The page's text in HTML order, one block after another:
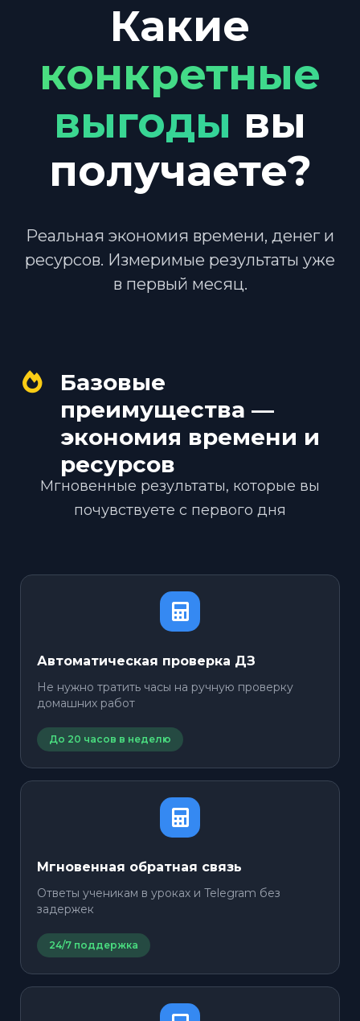
Какие
конкретные
выгоды вы
получаете?
Реальная экономия времени, денег и
ресурсов. Измеримые результаты уже
в первый месяц.
Базовые
преимущества —
экономия времени и
ресурсов
Мгновенные результаты, которые вы
почувствуете с первого дня
Автоматическая проверка ДЗ
Не нужно тратить часы на ручную проверку
домашних работ
До 20 часов в неделю
Мгновенная обратная связь
Ответы ученикам в уроках и Telegram без
задержек
24/7 поддержка